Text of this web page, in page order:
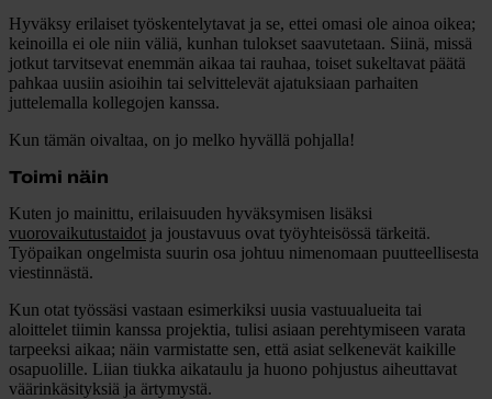
Hyväksy erilaiset työskentelytavat ja se, ettei omasi ole ainoa oikea;
keinoilla ei ole niin väliä, kunhan tulokset saavutetaan. Siinä, missä
jotkut tarvitsevat enemmän aikaa tai rauhaa, toiset sukeltavat päätä
pahkaa uusiin asioihin tai selvittelevät ajatuksiaan parhaiten
juttelemalla kollegojen kanssa.
Kun tämän oivaltaa, on jo melko hyvällä pohjalla!
Toimi näin
Kuten jo mainittu, erilaisuuden hyväksymisen lisäksi
vuorovaikutustaidot ja joustavuus ovat työyhteisössä tärkeitä.
Työpaikan ongelmista suurin osa johtuu nimenomaan puutteellisesta
viestinnästä.
Kun otat työssäsi vastaan esimerkiksi uusia vastuualueita tai
aloittelet tiimin kanssa projektia, tulisi asiaan perehtymiseen varata
tarpeeksi aikaa; näin varmistatte sen, että asiat selkenevät kaikille
osapuolille. Liian tiukka aikataulu ja huono pohjustus aiheuttavat
väärinkäsityksiä ja ärtymystä.